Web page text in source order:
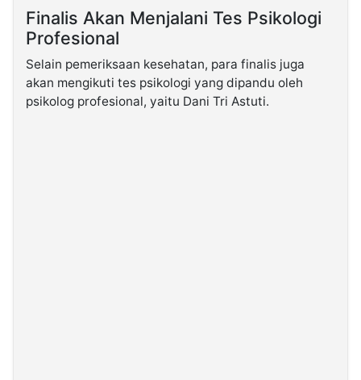
Finalis Akan Menjalani Tes Psikologi
Profesional
Selain pemeriksaan kesehatan, para finalis juga
akan mengikuti tes psikologi yang dipandu oleh
psikolog profesional, yaitu Dani Tri Astuti.